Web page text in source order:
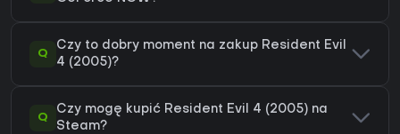
Q
Czy to dobry moment na zakup Resident Evil
4 (2005)?
Q
Czy mogę kupić Resident Evil 4 (2005) na
Steam?